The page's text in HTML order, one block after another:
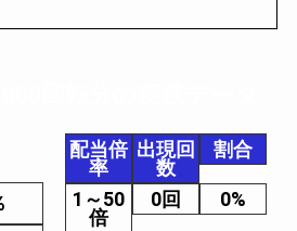
配当倍
率
出現回
数
割合
1～50
倍
0回 0%